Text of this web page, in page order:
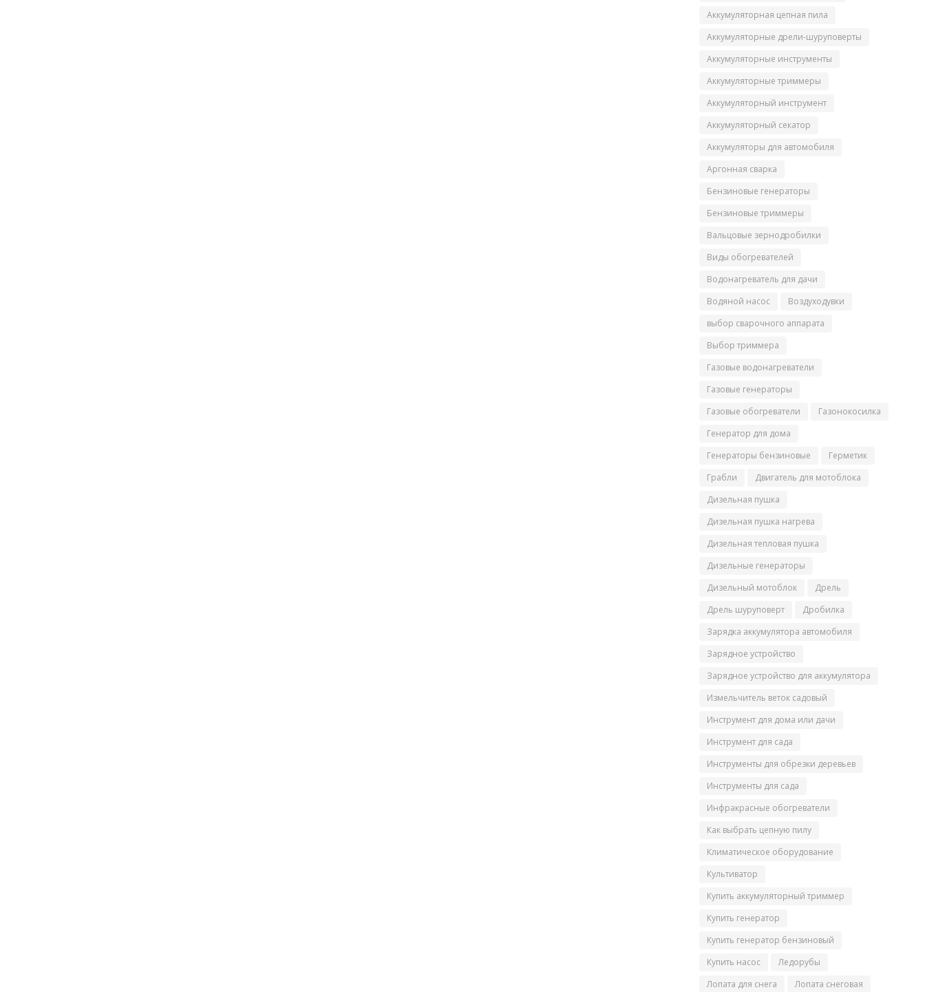
Аккумуляторная цепная пила
Аккумуляторные дрели-шуруповерты
Аккумуляторные инструменты
Аккумуляторные триммеры
Аккумуляторный инструмент
Аккумуляторный секатор
Аккумуляторы для автомобиля
Аргонная сварка
Бензиновые генераторы
Бензиновые триммеры
Вальцовые зернодробилки
Виды обогревателей
Водонагреватель для дачи
Водяной насос
Воздуходувки
выбор сварочного аппарата
Выбор триммера
Газовые водонагреватели
Газовые генераторы
Газовые обогреватели
Газонокосилка
Генератор для дома
Генераторы бензиновые
Герметик
Грабли
Двигатель для мотоблока
Дизельная пушка
Дизельная пушка нагрева
Дизельная тепловая пушка
Дизельные генераторы
Дизельный мотоблок
Дрель
Дрель шуруповерт
Дробилка
Зарядка аккумулятора автомобиля
Зарядное устройство
Зарядное устройство для аккумулятора
Измельчитель веток садовый
Инструмент для дома или дачи
Инструмент для сада
Инструменты для обрезки деревьев
Инструменты для сада
Инфракрасные обогреватели
Как выбрать цепную пилу
Климатическое оборудование
Культиватор
Купить аккумуляторный триммер
Купить генератор
Купить генератор бензиновый
Купить насос
Ледорубы
Лопата для снега
Лопата снеговая